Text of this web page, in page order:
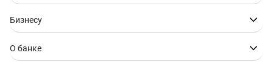
Бизнесу
О банке